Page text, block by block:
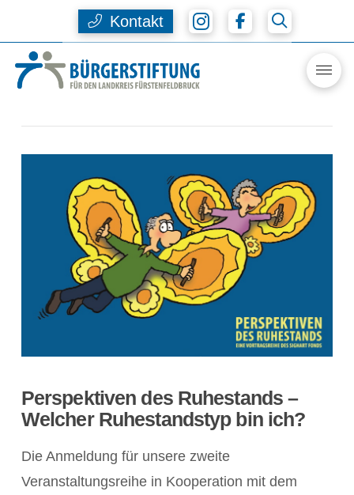
Kontakt
Perspektiven des Ruhestands –
Welcher Ruhestandstyp bin ich?
Die Anmeldung für unsere zweite
Veranstaltungsreihe in Kooperation mit dem